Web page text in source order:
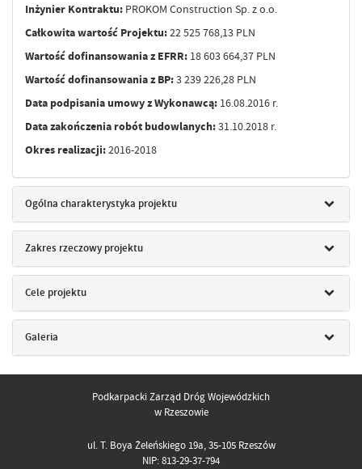
Inżynier Kontraktu: PROKOM Construction Sp. z o.o.
Całkowita wartość Projektu:22 525 768,13 PLN
Wartość dofinansowania z EFRR: 18 603 664,37 PLN
Wartość dofinansowania z BP:3 239 226,28 PLN
Data podpisania umowy z Wykonawcą: 16.08.2016 r.
Data zakończenia robót budowlanych:31.10.2018 r.
Okres realizacji:2016-2018
Ogólna charakterystyka projektu
Zakres rzeczowy projektu
Cele projektu
Galeria
Podkarpacki Zarząd Dróg Wojewódzkich
w Rzeszowie
ul. T. Boya Żeleńskiego 19a, 35-105 Rzeszów
NIP: 813-29-37-794